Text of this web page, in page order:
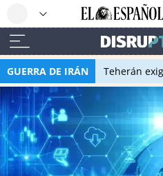
GUERRA DE IRÁN Teherán